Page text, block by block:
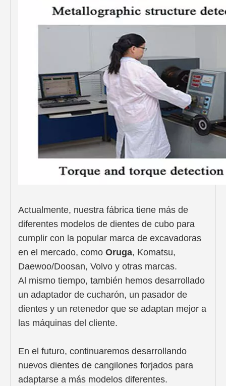
Actualmente, nuestra fábrica tiene más de
diferentes modelos de dientes de cubo para
cumplir con la popular marca de excavadoras
en el mercado, como Oruga, Komatsu,
Daewoo/Doosan, Volvo y otras marcas.
Al mismo tiempo, también hemos desarrollado
un adaptador de cucharón, un pasador de
dientes y un retenedor que se adaptan mejor a
las máquinas del cliente.
En el futuro, continuaremos desarrollando
nuevos dientes de cangilones forjados para
adaptarse a más modelos diferentes.